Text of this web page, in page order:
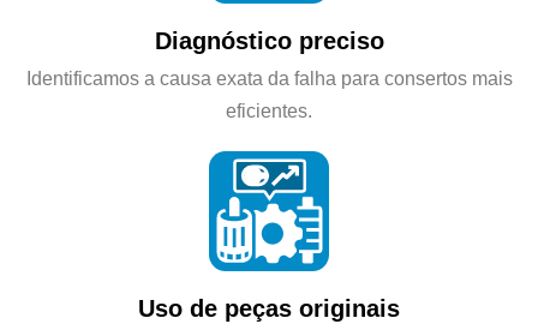
Diagnóstico preciso
Identificamos a causa exata da falha para consertos mais
eficientes.
Uso de peças originais